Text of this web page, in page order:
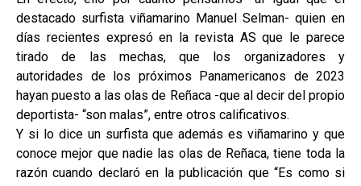
destacado surfista viñamarino Manuel Selman- quien en
días recientes expresó en la revista AS que le parece
tirado de las mechas, que los organizadores y
autoridades de los próximos Panamericanos de 2023
hayan puesto a las olas de Reñaca -que al decir del propio
deportista- “son malas”, entre otros calificativos.
Y si lo dice un surfista que además es viñamarino y que
conoce mejor que nadie las olas de Reñaca, tiene toda la
razón cuando declaró en la publicación que “Es como si